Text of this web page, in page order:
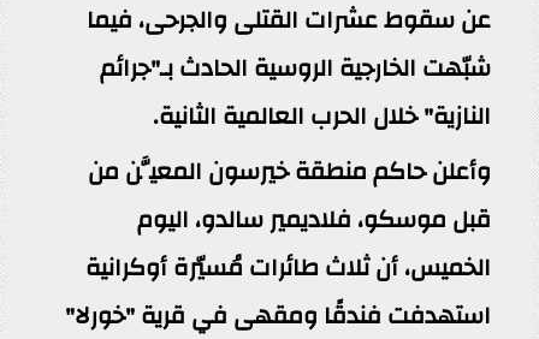
عن سقوط عشرات القتلى والجرحى، فيما
شبّهت الخارجية الروسية الحادث بـ"جرائم
النازية" خلال الحرب العالمية الثانية.
وأعلن حاكم منطقة خيرسون المعيَّن من
قبل موسكو، فلاديمير سالدو، اليوم
الخميس، أن ثلاث طائرات مُسيّرة أوكرانية
استهدفت فندقًا ومقهى في قرية "خورلا"